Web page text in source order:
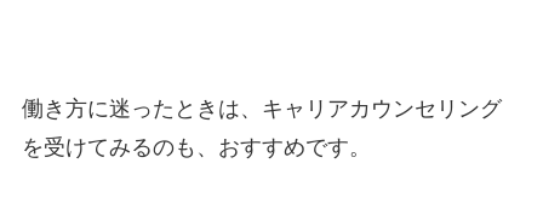
働き方に迷ったときは、キャリアカウンセリング
を受けてみるのも、おすすめです。